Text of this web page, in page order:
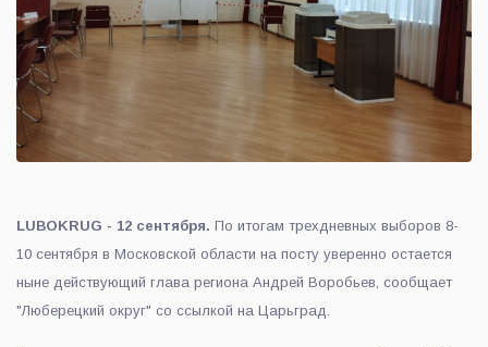
LUBOKRUG - 12 сентября. По итогам трехдневных выборов 8-
10 сентября в Московской области на посту уверенно остается
ныне действующий глава региона Андрей Воробьев, сообщает
"Люберецкий округ" со ссылкой на Царьград.